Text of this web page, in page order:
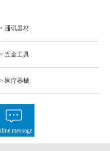
> 通讯器材
> 五金工具
> 医疗器械
message